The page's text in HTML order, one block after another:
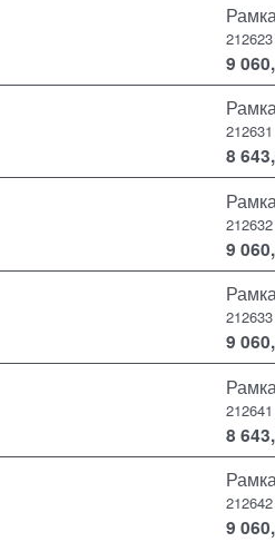
212623
9
212631
8
212632
9
212633
9
212641
8
212642
9